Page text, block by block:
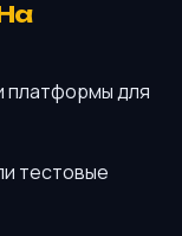
платформы для
тестовые